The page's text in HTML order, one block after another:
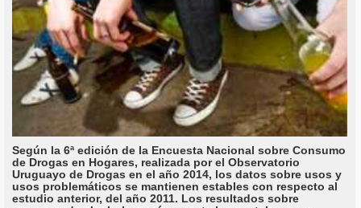
Según la 6ª edición de la Encuesta Nacional sobre Consumo
de Drogas en Hogares, realizada por el Observatorio
Uruguayo de Drogas en el año 2014, los datos sobre usos y
usos problemáticos se mantienen estables con respecto al
estudio anterior, del año 2011. Los resultados sobre